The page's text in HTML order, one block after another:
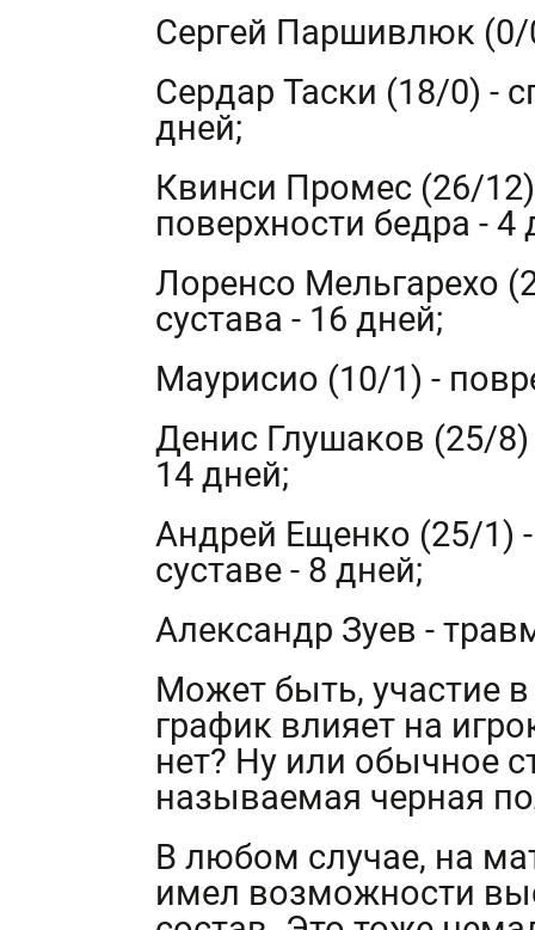
Сергей Паршивлюк (0/
Сердар Таски (18/0) -
дней;
Квинси Промес (26/
поверхности бедра - 4
Лоренсо Мельгарехо
сустава - 16 дней;
Маурисио (10/1) -
Денис Глушаков (25/
14 дней;
Андрей Ещенко (25/1)
суставе - 8 дней;
Александр Зуев -
Может быть, участие
график влияет на
нет? Ну или обычное
называемая черная
В любом случае, на
имел возможности